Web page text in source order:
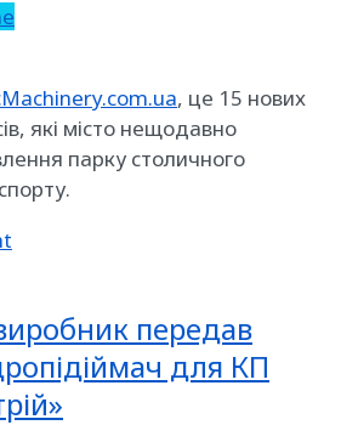
, це 15 нових
які місто нещодавно
парку столичного
передав
для КП